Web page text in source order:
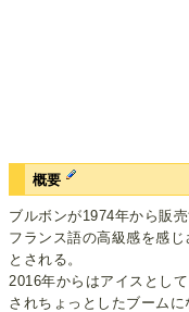
概要
ブルボンが1974年から販
フランス語の高級感を感
とされる。
2016年からはアイスとし
されちょっとしたブームに